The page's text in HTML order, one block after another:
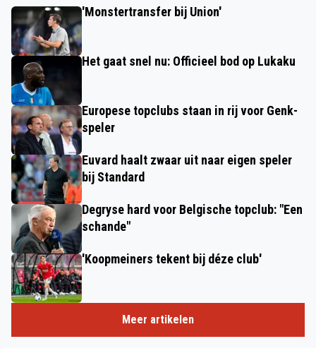
'Monstertransfer bij Union'
Het gaat snel nu: Officieel bod op Lukaku
Europese topclubs staan in rij voor Genk-
speler
Euvard haalt zwaar uit naar eigen speler
bij Standard
Degryse hard voor Belgische topclub: "Een
schande"
'Koopmeiners tekent bij déze club'
Meer artikelen